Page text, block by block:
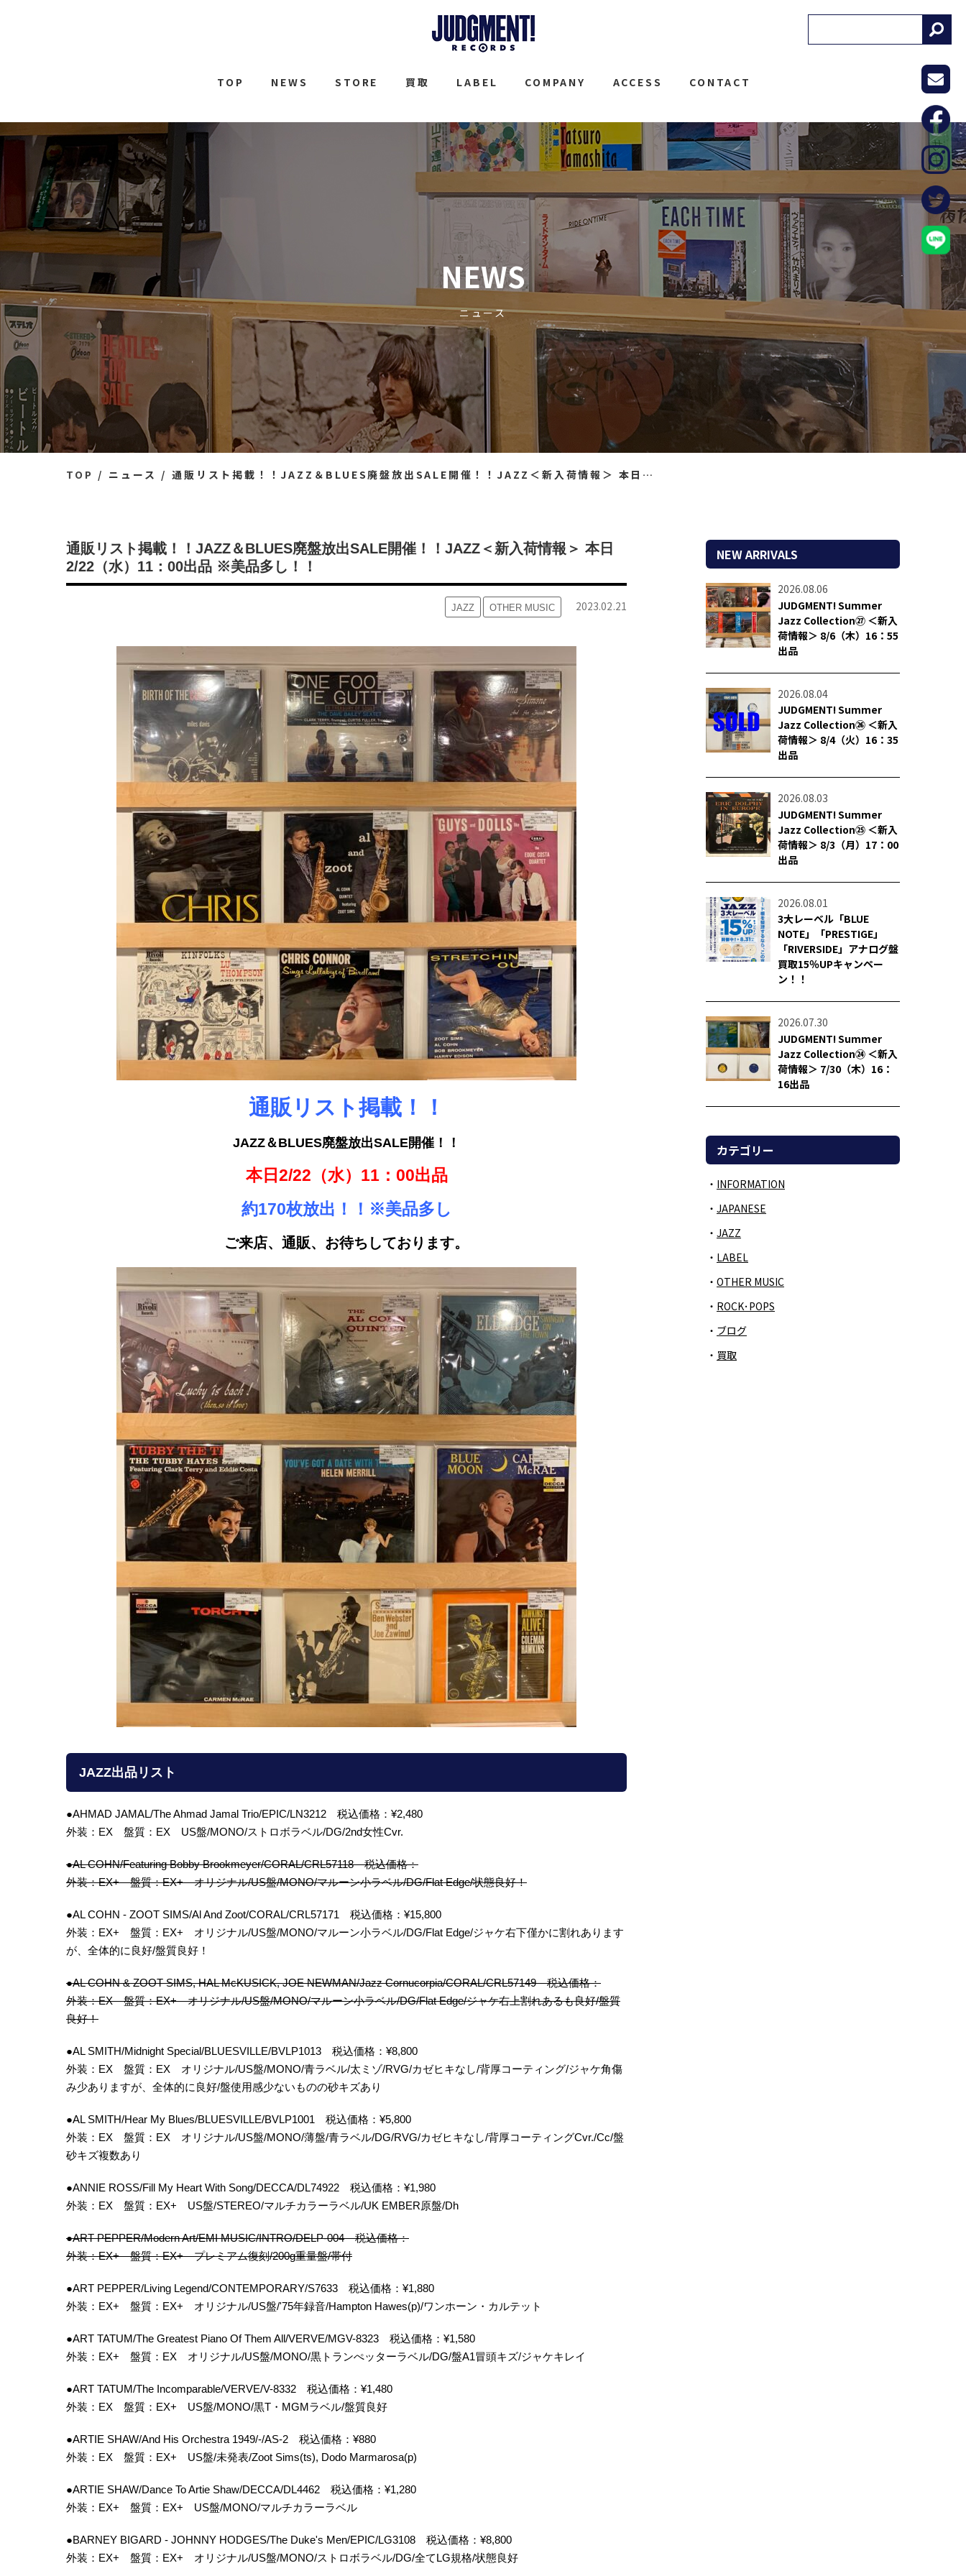
TOP NEWS STORE 買取 LABEL COMPANY ACCESS CONTACT
NEWS
ニュース
TOP ニュース 通販リスト掲載！！JAZZ＆BLUES廃盤放出SALE開催！！JAZZ＜新入荷情報＞ 本日2/22（水）11：00出品 ※美品多し！！
通販リスト掲載！！JAZZ＆BLUES廃盤放出SALE開催！！JAZZ＜新入荷情報＞ 本日
2/22（水）11：00出品 ※美品多し！！
JAZZ OTHER MUSIC 2023.02.21
通販リスト掲載！！
JAZZ＆BLUES廃盤放出SALE開催！！
本日2/22（水）11：00出品
約170枚放出！！※美品多し
ご来店、通販、お待ちしております。
JAZZ出品リスト
●AHMAD JAMAL/The Ahmad Jamal Trio/EPIC/LN3212 税込価格：¥2,480
外装：EX 盤質：EX US盤/MONO/ストロボラベル/DG/2nd女性Cvr.
●AL COHN/Featuring Bobby Brookmeyer/CORAL/CRL57118 税込価格：
外装：EX+ 盤質：EX+ オリジナル/US盤/MONO/マルーン小ラベル/DG/Flat Edge/状態良好！
●AL COHN - ZOOT SIMS/Al And Zoot/CORAL/CRL57171 税込価格：¥15,800
外装：EX+ 盤質：EX+ オリジナル/US盤/MONO/マルーン小ラベル/DG/Flat Edge/ジャケ右下僅かに割れあります
が、全体的に良好/盤質良好！
●AL COHN & ZOOT SIMS, HAL McKUSICK, JOE NEWMAN/Jazz Cornucorpia/CORAL/CRL57149 税込価格：
外装：EX 盤質：EX+ オリジナル/US盤/MONO/マルーン小ラベル/DG/Flat Edge/ジャケ右上割れあるも良好/盤質
良好！
●AL SMITH/Midnight Special/BLUESVILLE/BVLP1013 税込価格：¥8,800
外装：EX 盤質：EX オリジナル/US盤/MONO/青ラベル/太ミゾ/RVG/カゼヒキなし/背厚コーティング/ジャケ角傷
み少ありますが、全体的に良好/盤使用感少ないものの砂キズあり
●AL SMITH/Hear My Blues/BLUESVILLE/BVLP1001 税込価格：¥5,800
外装：EX 盤質：EX オリジナル/US盤/MONO/薄盤/青ラベル/DG/RVG/カゼヒキなし/背厚コーティングCvr./Cc/盤
砂キズ複数あり
●ANNIE ROSS/Fill My Heart With Song/DECCA/DL74922 税込価格：¥1,980
外装：EX 盤質：EX+ US盤/STEREO/マルチカラーラベル/UK EMBER原盤/Dh
●ART PEPPER/Modern Art/EMI MUSIC/INTRO/DELP-004 税込価格：
外装：EX+ 盤質：EX+ プレミアム復刻/200g重量盤/帯付
●ART PEPPER/Living Legend/CONTEMPORARY/S7633 税込価格：¥1,880
外装：EX+ 盤質：EX+ オリジナル/US盤/'75年録音/Hampton Hawes(p)/ワンホーン・カルテット
●ART TATUM/The Greatest Piano Of Them All/VERVE/MGV-8323 税込価格：¥1,580
外装：EX+ 盤質：EX オリジナル/US盤/MONO/黒トランぺッターラベル/DG/盤A1冒頭キズ/ジャケキレイ
●ART TATUM/The Incomparable/VERVE/V-8332 税込価格：¥1,480
外装：EX 盤質：EX+ US盤/MONO/黒T・MGMラベル/盤質良好
●ARTIE SHAW/And His Orchestra 1949/-/AS-2 税込価格：¥880
外装：EX 盤質：EX+ US盤/未発表/Zoot Sims(ts), Dodo Marmarosa(p)
●ARTIE SHAW/Dance To Artie Shaw/DECCA/DL4462 税込価格：¥1,280
外装：EX+ 盤質：EX+ US盤/MONO/マルチカラーラベル
●BARNEY BIGARD - JOHNNY HODGES/The Duke's Men/EPIC/LG3108 税込価格：¥8,800
外装：EX+ 盤質：EX+ オリジナル/US盤/MONO/ストロボラベル/DG/全てLG規格/状態良好
NEW ARRIVALS
2026.08.06
JUDGMENT! Summer
Jazz Collection㉗ ＜新入
荷情報＞ 8/6（木）16：55
出品
2026.08.04
JUDGMENT! Summer
Jazz Collection㉖ ＜新入
荷情報＞ 8/4（火）16：35
出品
2026.08.03
JUDGMENT! Summer
Jazz Collection㉕ ＜新入
荷情報＞ 8/3（月）17：00
出品
2026.08.01
3大レーベル「BLUE
NOTE」「PRESTIGE」
「RIVERSIDE」アナログ盤
買取15％UPキャンペー
ン！！
2026.07.30
JUDGMENT! Summer
Jazz Collection㉔ ＜新入
荷情報＞ 7/30（木）16：
16出品
カテゴリー
INFORMATION
JAPANESE
JAZZ
LABEL
OTHER MUSIC
ROCK･POPS
ブログ
買取